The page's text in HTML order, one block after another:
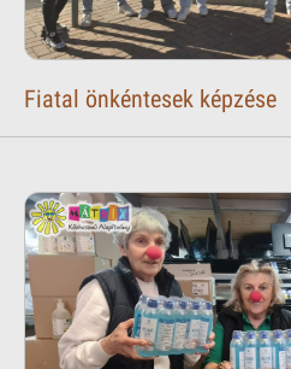
Fiatal önkéntesek képzése